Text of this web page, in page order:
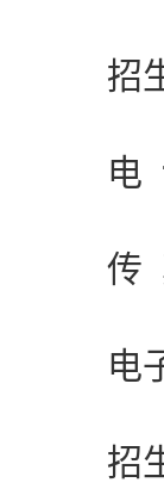
招生
电 话
传 真
电子
招生